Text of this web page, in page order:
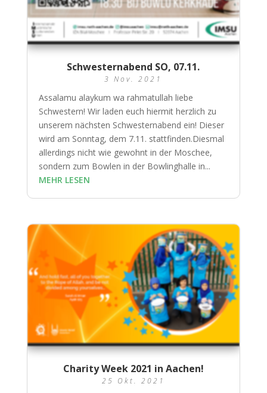
Schwesternabend SO, 07.11.
3 Nov. 2021
Assalamu alaykum wa rahmatullah liebe
Schwestern! Wir laden euch hiermit herzlich zu
unserem nächsten Schwesternabend ein! Dieser
wird am Sonntag, dem 7.11. stattfinden.Diesmal
allerdings nicht wie gewohnt in der Moschee,
sondern zum Bowlen in der Bowlinghalle in...
MEHR LESEN
Charity Week 2021 in Aachen!
25 Okt. 2021